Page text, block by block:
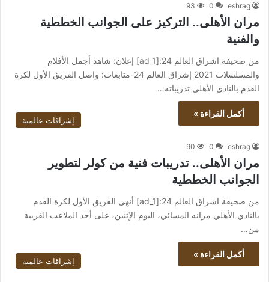
eshrag
0
93
مران الأهلى.. التركيز على الجوانب الخططية
والفنية
من صحيفة اشراق العالم 24:[ad_1] إعلان: شاهد أجمل الأفلام
والمسلسلات 2021 إشراق العالم 24-متابعات: واصل الفريق الأول لكرة
القدم بالنادي الأهلي تدريباته…
أكمل القراءة »
إشراقات عالمية
eshrag
0
90
مران الأهلى.. تدريبات فنية من كولر لتطوير
الجوانب الخططية
من صحيفة اشراق العالم 24:[ad_1] أنهى الفريق الأول لكرة القدم
بالنادي الأهلي مرانه المسائي، اليوم الإثنين، على أحد الملاعب القريبة
من…
أكمل القراءة »
إشراقات عالمية